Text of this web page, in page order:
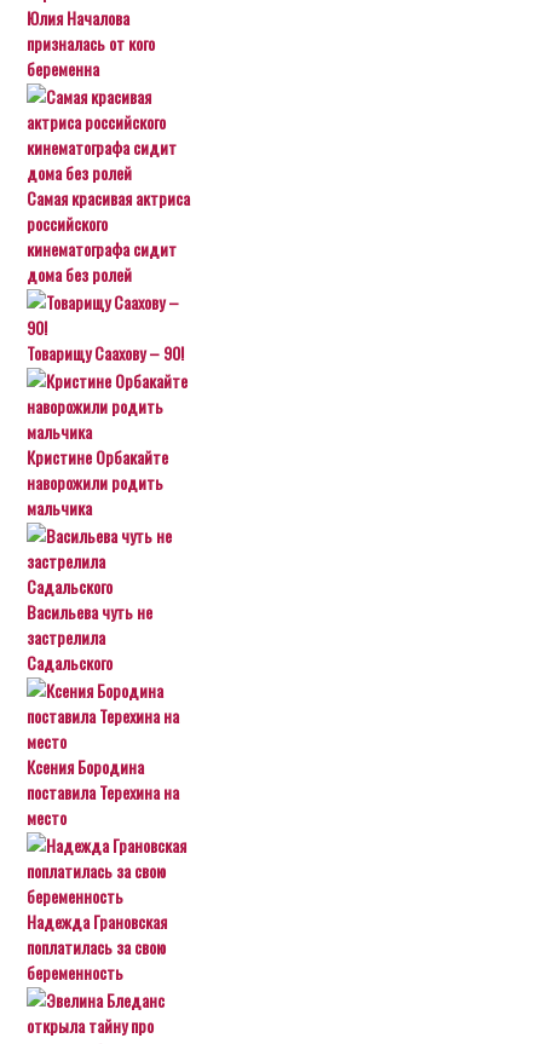
Юлия Началова
призналась от кого
беременна
Самая красивая актриса
российского
кинематографа сидит
дома без ролей
Товарищу Саахову – 90!
Кристине Орбакайте
наворожили родить
мальчика
Васильева чуть не
застрелила
Садальского
Ксения Бородина
поставила Терехина на
место
Надежда Грановская
поплатилась за свою
беременность